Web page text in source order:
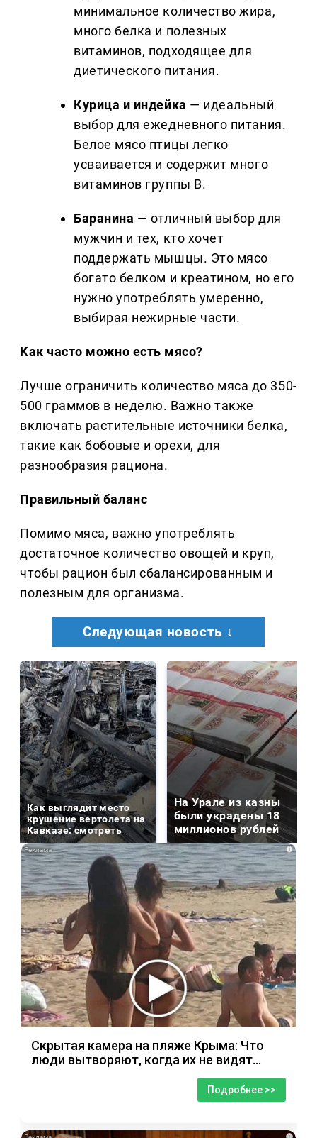
минимальное количество жира,
много белка и полезных
витаминов, подходящее для
диетического питания.
Курица и индейка — идеальный
выбор для ежедневного питания.
Белое мясо птицы легко
усваивается и содержит много
витаминов группы B.
Баранина — отличный выбор для
мужчин и тех, кто хочет
поддержать мышцы. Это мясо
богато белком и креатином, но его
нужно употреблять умеренно,
выбирая нежирные части.
Как часто можно есть мясо?
Лучше ограничить количество мяса до 350-
500 граммов в неделю. Важно также
включать растительные источники белка,
такие как бобовые и орехи, для
разнообразия рациона.
Правильный баланс
Помимо мяса, важно употреблять
достаточное количество овощей и круп,
чтобы рацион был сбалансированным и
полезным для организма.
Следующая новость ↓
Как выглядит место
крушение вертолета на
Кавказе: смотреть
На Урале из казны
были украдены 18
миллионов рублей
i
Скрытая камера на пляже Крыма: Что
люди вытворяют, когда их не видят...
Подробнее >>
i